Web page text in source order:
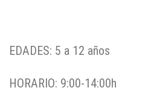
EDADES: 5 a 12 años
HORARIO: 9:00-14:00h